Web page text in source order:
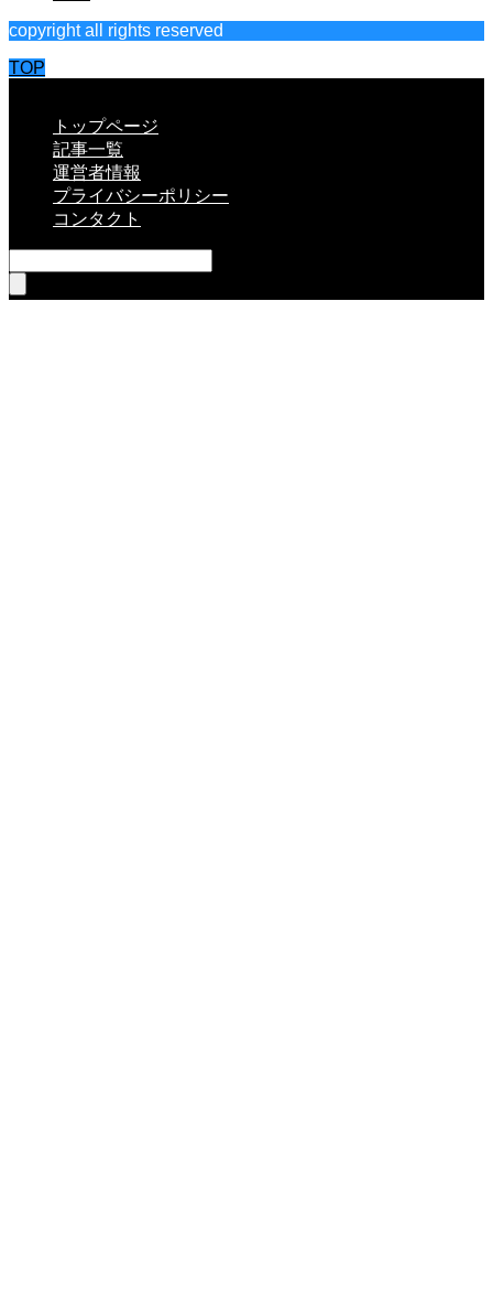
copyright all rights reserved
TOP
トップページ
記事一覧
運営者情報
プライバシーポリシー
コンタクト